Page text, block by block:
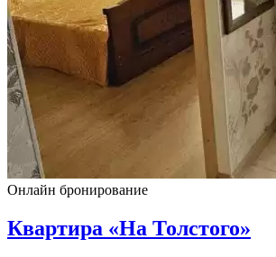
Онлайн бронирование
Квартира «На Толстого»